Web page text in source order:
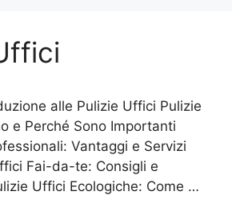
alle Pulizie Uffici Pulizie
e Perché Sono Importanti
Vantaggi e Servizi
Fai-da-te: Consigli e
Uffici Ecologiche: Come …